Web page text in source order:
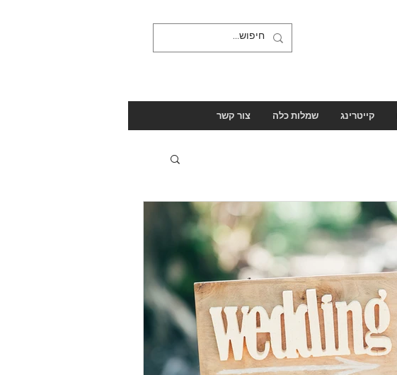
קייטרינג שמלות כלה צור קשר